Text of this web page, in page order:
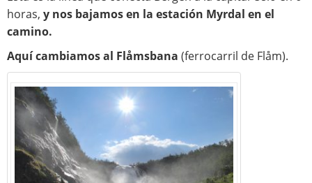
horas, y nos bajamos en la estación Myrdal en el
camino.
Aquí cambiamos al Flåmsbana (ferrocarril de Flåm).